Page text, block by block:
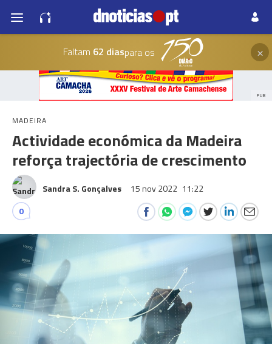
Faltam 62 diaspara os ×
PUB
MADEIRA
Actividade económica da Madeira
reforça trajectória de crescimento
Sandra S. Gonçalves 15 nov 2022 11:22
0